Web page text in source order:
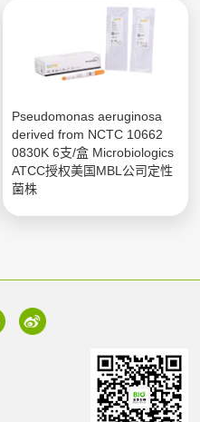
Pseudomonas aeruginosa
derived from NCTC 10662
0830K 6支/盒 Microbiologics
ATCC授权美国MBL公司定性
菌株